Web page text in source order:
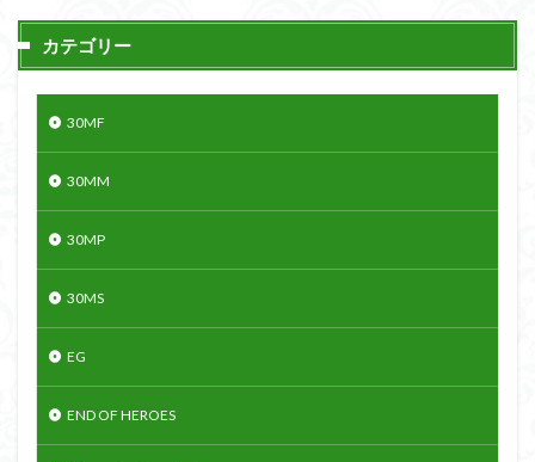
カテゴリー
30MF
30MM
30MP
30MS
EG
END OF HEROES